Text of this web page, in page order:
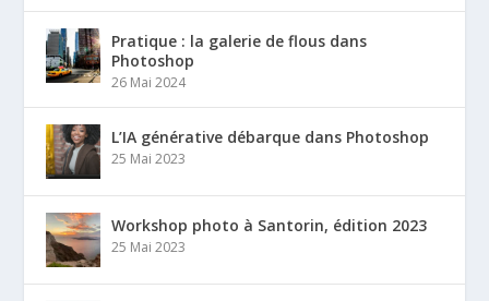
Pratique : la galerie de flous dans
Photoshop
26 Mai 2024
L’IA générative débarque dans Photoshop
25 Mai 2023
Workshop photo à Santorin, édition 2023
25 Mai 2023